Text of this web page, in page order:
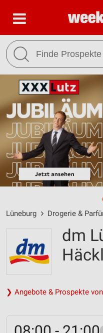
Lüneburg Drogerie &
dm
❯ Angebote & Prospekte